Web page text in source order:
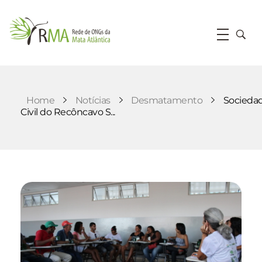
Home Notícias Desmatamento
Civil do Recôncavo S...